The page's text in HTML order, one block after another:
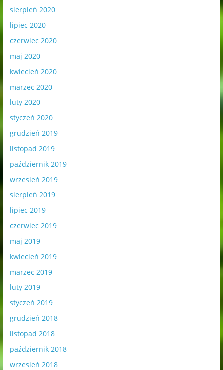
sierpień 2020
lipiec 2020
czerwiec 2020
maj 2020
kwiecień 2020
marzec 2020
luty 2020
styczeń 2020
grudzień 2019
listopad 2019
październik 2019
wrzesień 2019
sierpień 2019
lipiec 2019
czerwiec 2019
maj 2019
kwiecień 2019
marzec 2019
luty 2019
styczeń 2019
grudzień 2018
listopad 2018
październik 2018
wrzesień 2018